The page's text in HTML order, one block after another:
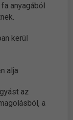
anyagából
kerül
alja.
az
a